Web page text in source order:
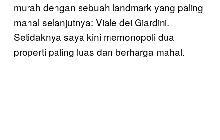
murah dengan sebuah landmark yang paling
mahal selanjutnya: Viale dei Giardini.
Setidaknya saya kini memonopoli dua
properti paling luas dan berharga mahal.